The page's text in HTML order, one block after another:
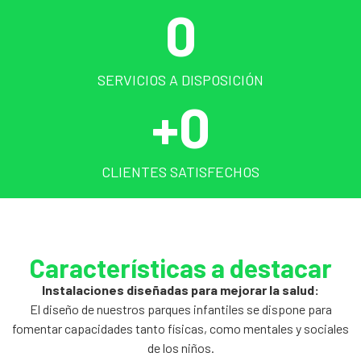
SERVICIOS A DISPOSICIÓN
0
CLIENTES SATISFECHOS
+0
Características a destacar
Instalaciones diseñadas para mejorar la salud:
El diseño de nuestros parques infantiles se dispone para
fomentar capacidades tanto físicas, como mentales y sociales
de los niños.